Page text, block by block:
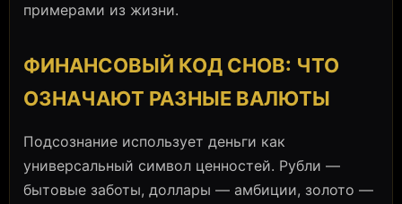
примерами из жизни.
ФИНАНСОВЫЙ КОД СНОВ: ЧТО
ОЗНАЧАЮТ РАЗНЫЕ ВАЛЮТЫ
Подсознание использует деньги как
универсальный символ ценностей. Рубли —
бытовые заботы, доллары — амбиции, золото —